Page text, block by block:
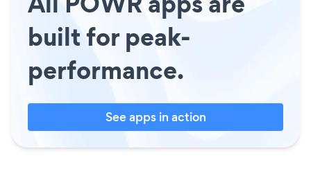
built for peak-
performance.
See apps in action